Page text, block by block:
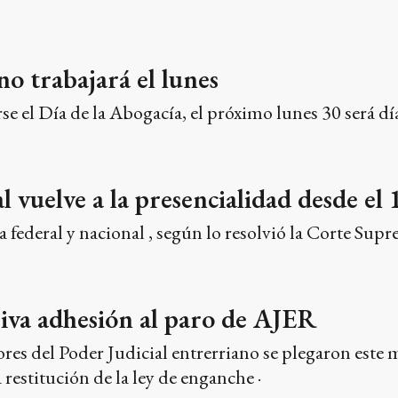
trabajará el lunes
el Día de la Abogacía, el próximo lunes 30 será
vuelve a la presencialidad desde el
federal y nacional , según lo resolvió la Corte
adhesión al paro de AJER
del Poder Judicial entrerriano se plegaron
de la ley de enganche ·